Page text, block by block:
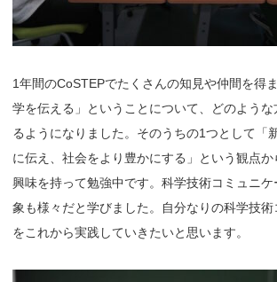
1年間のCoSTEPでたくさんの知見や仲間を得
学を伝える」ということについて、どのような
るようになりました。そのうちの1つとして「
に伝え、社会をより豊かにする」という観点か
興味を持って勉強中です。科学技術コミュニ
象も様々だと学びました。自分なりの科学技
をこれから実践していきたいと思います。